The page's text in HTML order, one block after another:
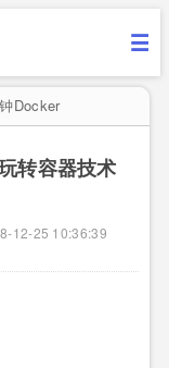
Docker
转容器技术
12-25 10:36:39